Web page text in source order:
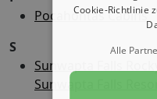
Pocahontas Cabins
S
Sunwapta Falls
Sunwapta Falls
Cookie-Richtlinie
Alle